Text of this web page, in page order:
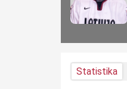
Statistika